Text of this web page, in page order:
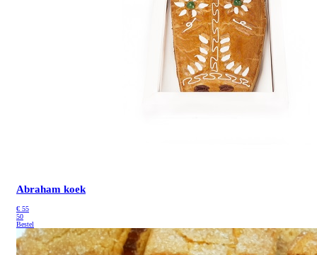
Abraham koek
€ 55
50
Bestel